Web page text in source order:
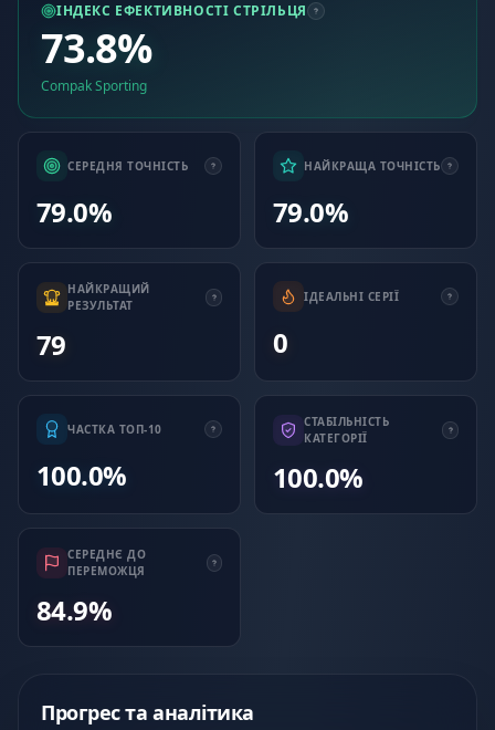
ІНДЕКС ЕФЕКТИВНОСТІ СТРІЛЬЦЯ
73.8%
Compak Sporting
СЕРЕДНЯ ТОЧНІСТЬ
79.0%
НАЙКРАЩА ТОЧНІСТЬ
79.0%
НАЙКРАЩИЙ
РЕЗУЛЬТАТ
79
ІДЕАЛЬНІ СЕРІЇ
0
ЧАСТКА ТОП-10
100.0%
СТАБІЛЬНІСТЬ
КАТЕГОРІЇ
100.0%
СЕРЕДНЄ ДО
ПЕРЕМОЖЦЯ
84.9%
Прогрес та аналітика